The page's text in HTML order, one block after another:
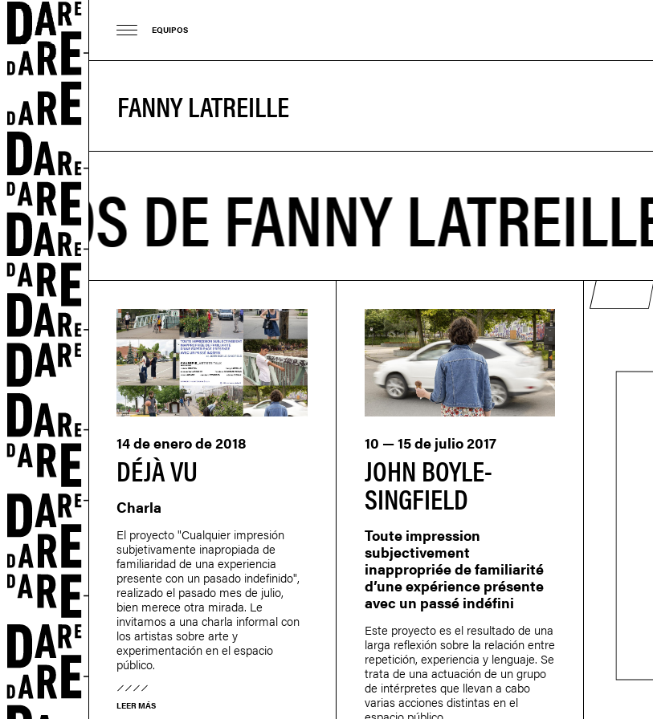
EQUIPOS
FANNY LATREILLE
DÉJÀ VU
14 de enero de 2018
Charla
El proyecto "Cualquier impresión
subjetivamente inapropiada de
familiaridad de una experiencia
presente con un pasado indefinido",
realizado el pasado mes de julio,
bien merece otra mirada. Le
invitamos a una charla informal con
los artistas sobre arte y
experimentación en el espacio
público.
LEER MÁS
JOHN BOYLE-
SINGFIELD
10 — 15 de julio 2017
Toute impression
subjectivement
inappropriée de familiarité
d’une expérience présente
avec un passé indéfini
Este proyecto es el resultado de una
larga reflexión sobre la relación entre
repetición, experiencia y lenguaje. Se
trata de una actuación de un grupo
de intérpretes que llevan a cabo
varias acciones distintas en el